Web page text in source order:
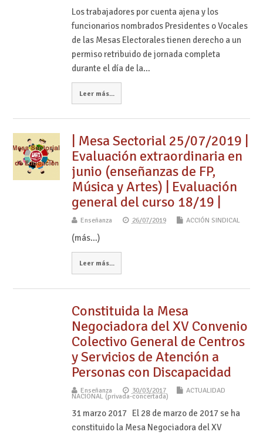
Los trabajadores por cuenta ajena y los
funcionarios nombrados Presidentes o Vocales
de las Mesas Electorales tienen derecho a un
permiso retribuido de jornada completa
durante el día de la…
Leer más...
| Mesa Sectorial 25/07/2019 |
Evaluación extraordinaria en
junio (enseñanzas de FP,
Música y Artes) | Evaluación
general del curso 18/19 |
Enseñanza 26/07/2019 ACCIÓN SINDICAL
(más…)
Leer más...
Constituida la Mesa
Negociadora del XV Convenio
Colectivo General de Centros
y Servicios de Atención a
Personas con Discapacidad
Enseñanza 30/03/2017 ACTUALIDAD
NACIONAL (privada-concertada)
31 marzo 2017 El 28 de marzo de 2017 se ha
constituido la Mesa Negociadora del XV